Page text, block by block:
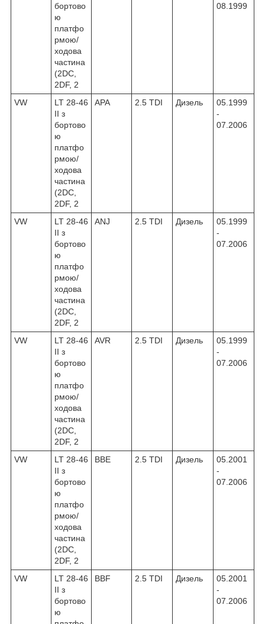
бортово
ю
платфо
рмою/
ходова
частина
(2DC,
2DF, 2
08.1999
VW
LT 28-46
II з
бортово
ю
платфо
рмою/
ходова
частина
(2DC,
2DF, 2
APA 2.5 TDI Дизель
05.1999
-
07.2006
VW
LT 28-46
II з
бортово
ю
платфо
рмою/
ходова
частина
(2DC,
2DF, 2
ANJ 2.5 TDI Дизель
05.1999
-
07.2006
VW
LT 28-46
II з
бортово
ю
платфо
рмою/
ходова
частина
(2DC,
2DF, 2
AVR 2.5 TDI Дизель
05.1999
-
07.2006
VW
LT 28-46
II з
бортово
ю
платфо
рмою/
ходова
частина
(2DC,
2DF, 2
BBE 2.5 TDI Дизель
05.2001
-
07.2006
VW
LT 28-46
II з
бортово
ю
BBF 2.5 TDI Дизель
05.2001
-
07.2006